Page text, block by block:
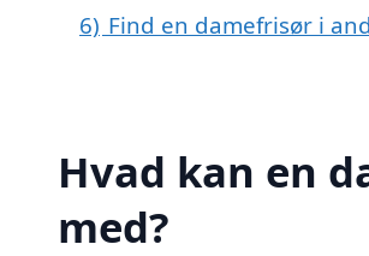
6) Find en damefrisør i
Hvad kan en
med?